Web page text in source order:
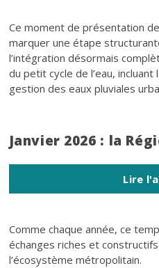
Texte
Ce moment de présentation
marquer une étape
l’intégration désormais
du petit cycle de l’eau,
gestion des eaux pluviales
Titre
Janvier 2026 : la
Lire
Texte
Comme chaque année, ce
échanges riches et
l’écosystème métropolitain.